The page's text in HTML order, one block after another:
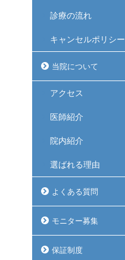
診療の流れ
キャンセルポリシー
当院について
アクセス
医師紹介
院内紹介
選ばれる理由
よくある質問
モニター募集
保証制度